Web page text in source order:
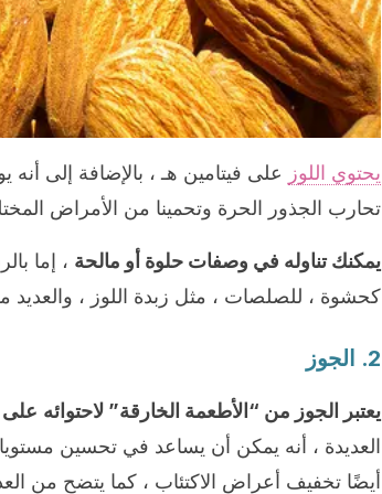
يحتوي اللوز على فيتامين هـ ، بالإضافة إلى
تحارب الجذور الحرة وتحمينا من الأمراض
يمكنك تناوله في وصفات حلوة أو مالحة ، إما
كحشوة ، للصلصات ، مثل زبدة اللوز ، والعديد
2. الجوز
يعتبر الجوز من “الأطعمة الخارقة” لاحتوائه على
العديدة ، أنه يمكن أن يساعد في تحسين
أيضًا تخفيف أعراض الاكتئاب ، كما يتضح من